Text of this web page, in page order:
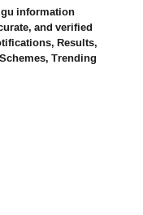
information
and verified
Results,
Trending